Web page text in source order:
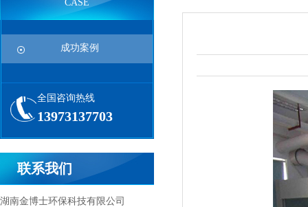
CASE
成功案例
全国咨询热线
13973137703
联系我们
湖南金博士环保科技有限公司